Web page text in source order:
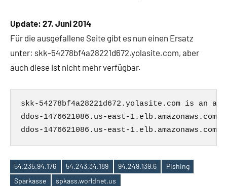
Update: 27. Juni 2014
Für die ausgefallene Seite gibt es nun einen Ersatz
unter: skk-54278bf4a28221d672.yolasite.com, aber
auch diese ist nicht mehr verfügbar.
skk-54278bf4a28221d672.yolasite.com is an
ddos-1476621086.us-east-1.elb.amazonaws.com
Schlagwörter
54.235.94.176 54.243.34.189 94.249.139.6
Pishing
Sparkasse
spkass.worldnet.us